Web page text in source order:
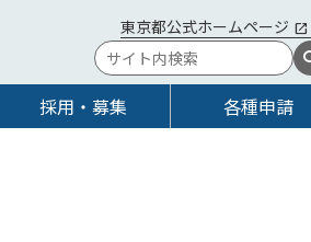
東京都公式ホームページ
採用・募集 各種申請